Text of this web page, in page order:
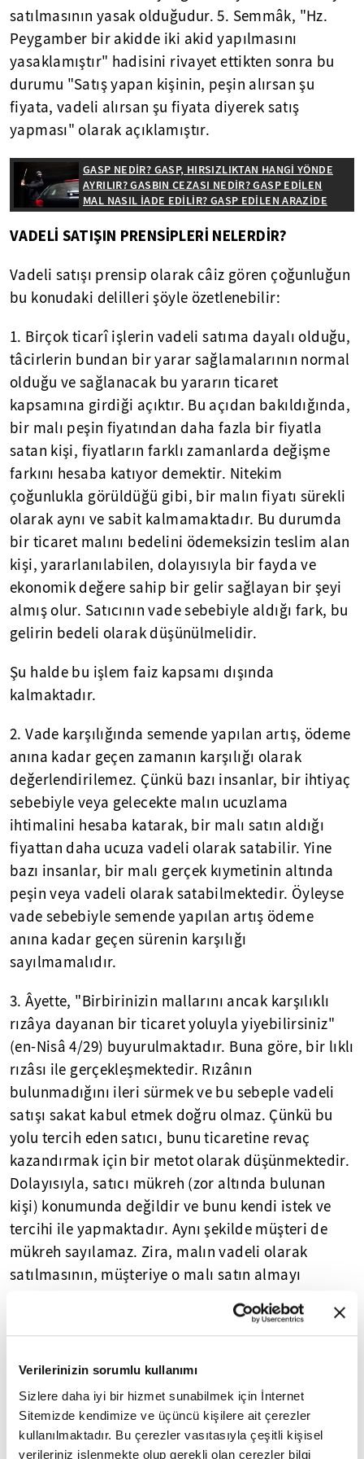
Verilerinizin sorumlu kullanımı
Sizlere daha iyi bir hizmet sunabilmek için İnternet
Sitemizde kendimize ve üçüncü kişilere ait çerezler
kullanılmaktadır. Bu çerezler vasıtasıyla çeşitli kişisel
verileriniz işlenmekte olup gerekli olan çerezler bilgi
satılmasının yasak olduğudur. 5. Semmâk, "Hz.
Peygamber bir akidde iki akid yapılmasını
yasaklamıştır" hadisini rivayet ettikten sonra bu
durumu "Satış yapan kişinin, peşin alırsan şu
fiyata, vadeli alırsan şu fiyata diyerek satış
yapması" olarak açıklamıştır.
GASP NEDİR? GASP, HIRSIZLIKTAN HANGİ YÖNDE
AYRILIR? GASBIN CEZASI NEDİR? GASP EDİLEN
MAL NASIL İADE EDİLİR? GASP EDİLEN ARAZİDE
NAMAZ KILINIR MI?
VADELİ SATIŞIN PRENSİPLERİ NELERDİR?
Vadeli satışı prensip olarak câiz gören çoğunluğun
bu konudaki delilleri şöyle özetlenebilir:
1. Birçok ticarî işlerin vadeli satıma dayalı olduğu,
tâcirlerin bundan bir yarar sağlamalarının normal
olduğu ve sağlanacak bu yararın ticaret
kapsamına girdiği açıktır. Bu açıdan bakıldığında,
bir malı peşin fiyatından daha fazla bir fiyatla
satan kişi, fiyatların farklı zamanlarda değişme
farkını hesaba katıyor demektir. Nitekim
çoğunlukla görüldüğü gibi, bir malın fiyatı sürekli
olarak aynı ve sabit kalmamaktadır. Bu durumda
bir ticaret malını bedelini ödemeksizin teslim alan
kişi, yararlanılabilen, dolayısıyla bir fayda ve
ekonomik değere sahip bir gelir sağlayan bir şeyi
almış olur. Satıcının vade sebebiyle aldığı fark, bu
gelirin bedeli olarak düşünülmelidir.
Şu halde bu işlem faiz kapsamı dışında
kalmaktadır.
2. Vade karşılığında semende yapılan artış, ödeme
anına kadar geçen zamanın karşılığı olarak
değerlendirilemez. Çünkü bazı insanlar, bir ihtiyaç
sebebiyle veya gelecekte malın ucuzlama
ihtimalini hesaba katarak, bir malı satın aldığı
fiyattan daha ucuza vadeli olarak satabilir. Yine
bazı insanlar, bir malı gerçek kıymetinin altında
peşin veya vadeli olarak satabilmektedir. Öyleyse
vade sebebiyle semende yapılan artış ödeme
anına kadar geçen sürenin karşılığı
sayılmamalıdır.
3. Âyette, "Birbirinizin mallarını ancak karşılıklı
rızâya dayanan bir ticaret yoluyla yiyebilirsiniz"
(en-Nisâ 4/29) buyurulmaktadır. Buna göre, bir lıklı
rızâsı ile gerçekleşmektedir. Rızânın
bulunmadığını ileri sürmek ve bu sebeple vadeli
satışı sakat kabul etmek doğru olmaz. Çünkü bu
yolu tercih eden satıcı, bunu ticaretine revaç
kazandırmak için bir metot olarak düşünmektedir.
Dolayısıyla, satıcı mükreh (zor altında bulunan
kişi) konumunda değildir ve bunu kendi istek ve
tercihi ile yapmaktadır. Aynı şekilde müşteri de
mükreh sayılamaz. Zira, malın vadeli olarak
satılmasının, müşteriye o malı satın almayı
düşündürmesi, bu işlemi cazip kılması, müşterinin
mükreh olduğu anlamına gelmez. Kaldı ki,
temeli olan rızâya halel getirmez, dolayısıyla akde
etki etmez.
4. Hz. Peygamber'in, alacaklarda eksiltme
durumunda müddeti mala karşılık olarak